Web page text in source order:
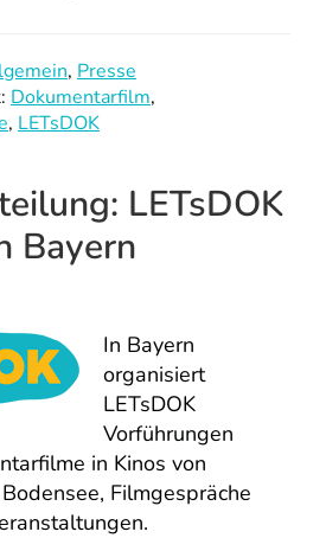
, Presse
Dokumentarfilm,
, LETsDOK
LETsDOK
Bayern
In Bayern
organisiert
LETsDOK
Vorführungen
in Kinos von
Filmgespräche